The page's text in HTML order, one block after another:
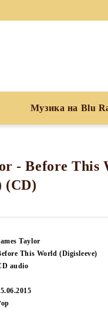
Музика на Blu
- Before This
(CD)
Taylor
This World (Digisleeve)
audio